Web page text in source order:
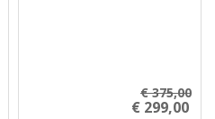
€ 375,00
€ 299,00